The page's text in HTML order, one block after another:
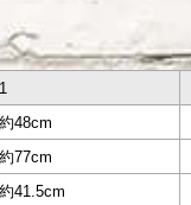
1
約48cm
約77cm
約41.5cm